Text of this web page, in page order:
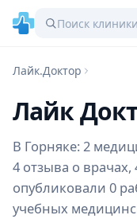
Лайк.Доктор
Лайк
В Горняке: 2
4 отзыва о
опубликовали 0
учебных